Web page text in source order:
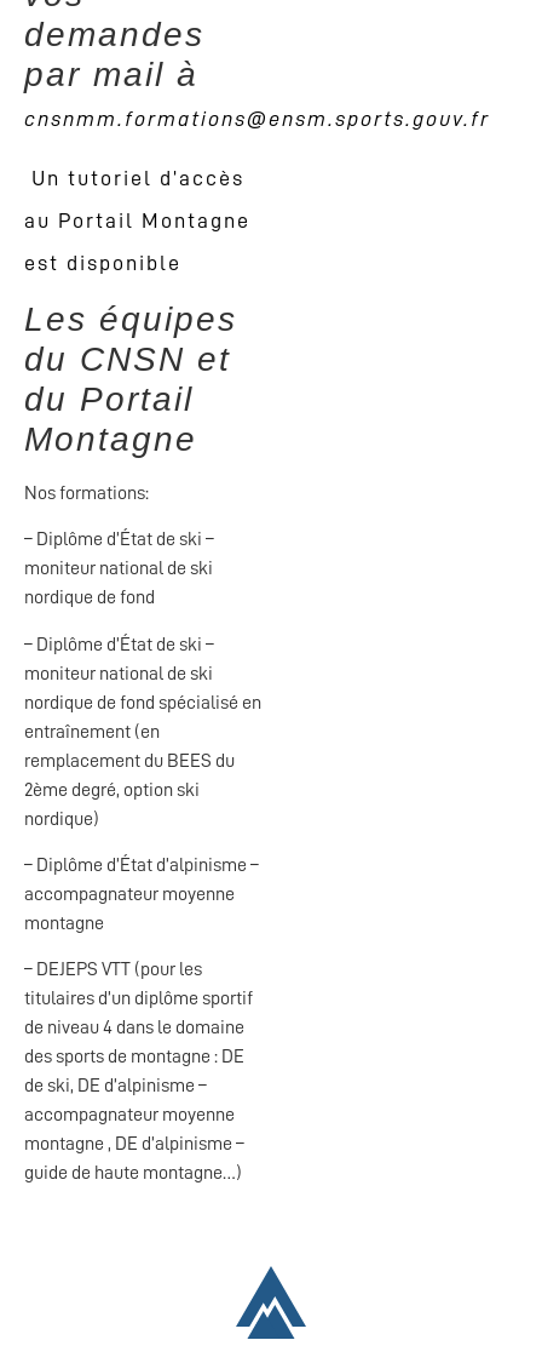
demandes
par mail à
cnsnmm.formations@ensm.sports.gouv.fr
Un tutoriel d’accès
au Portail Montagne
est disponible
Les équipes
du CNSN et
du Portail
Montagne
Nos formations:
– Diplôme d’État de ski –
moniteur national de ski
nordique de fond
– Diplôme d’État de ski –
moniteur national de ski
nordique de fond spécialisé en
entraînement (en
remplacement du BEES du
2ème degré, option ski
nordique)
– Diplôme d’État d’alpinisme –
accompagnateur moyenne
montagne
– DEJEPS VTT (pour les
titulaires d’un diplôme sportif
de niveau 4 dans le domaine
des sports de montagne : DE
de ski, DE d’alpinisme –
accompagnateur moyenne
montagne , DE d’alpinisme –
guide de haute montagne…)